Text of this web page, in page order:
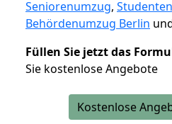
Seniorenumzug,
Behördenumzug Berlin
Füllen Sie jetzt das
Sie kostenlose Angebote
Kostenlose